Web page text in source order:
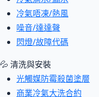
冷氣唔凍/熱風
噪音/達達聲
閃燈/故障代碼
💦 清洗與安裝
光觸媒防霉殺菌塗層
商業冷氣大洗合約